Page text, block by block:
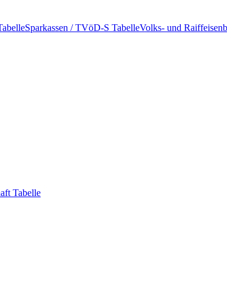
Sparkassen / TVöD-S TabelleVolks- und
Tabelle